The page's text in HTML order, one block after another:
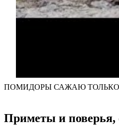
ПОМИДОРЫ САЖАЮ ТОЛЬКО
Приметы и поверья,